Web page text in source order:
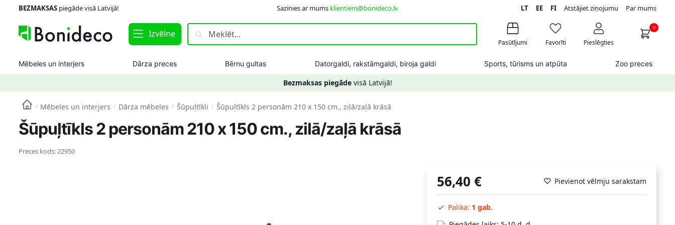
navigation
content
BEZMAKSASpiegāde visā Latvijā! Sazinies ar mums klientiem@bonideco.lv LT EE FIAtstājiet ziņojumu Par mums
Izvēlne
Meklēt:
Pasūtījumi Favorīti Pieslēgties
0
Mēbeles un interjers Dārza preces Bērnu gultas Datorgaldi, rakstāmgaldi, biroja galdi Sports, tūrisms un atpūta Zoo preces
Bezmaksas piegādevisā Latvijā!
/ Mēbeles un interjers / Dārza mēbeles / Šūpuļtīkli / Šūpuļtīkls 2 personām 210 x 150 cm., zilā/zaļā krāsā
Šūpuļtīkls 2 personām 210 x 150 cm., zilā/zaļā krāsā
Preces kods:22950
56,40 € Pievienot vēlmju sarakstam
Palika: 1 gab.